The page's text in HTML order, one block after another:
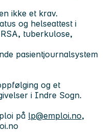
ikke et krav.
og helseattest i
tuberkulose,
pasientjournalsystem
og et
i Indre Sogn.
på lp@emploi.no,